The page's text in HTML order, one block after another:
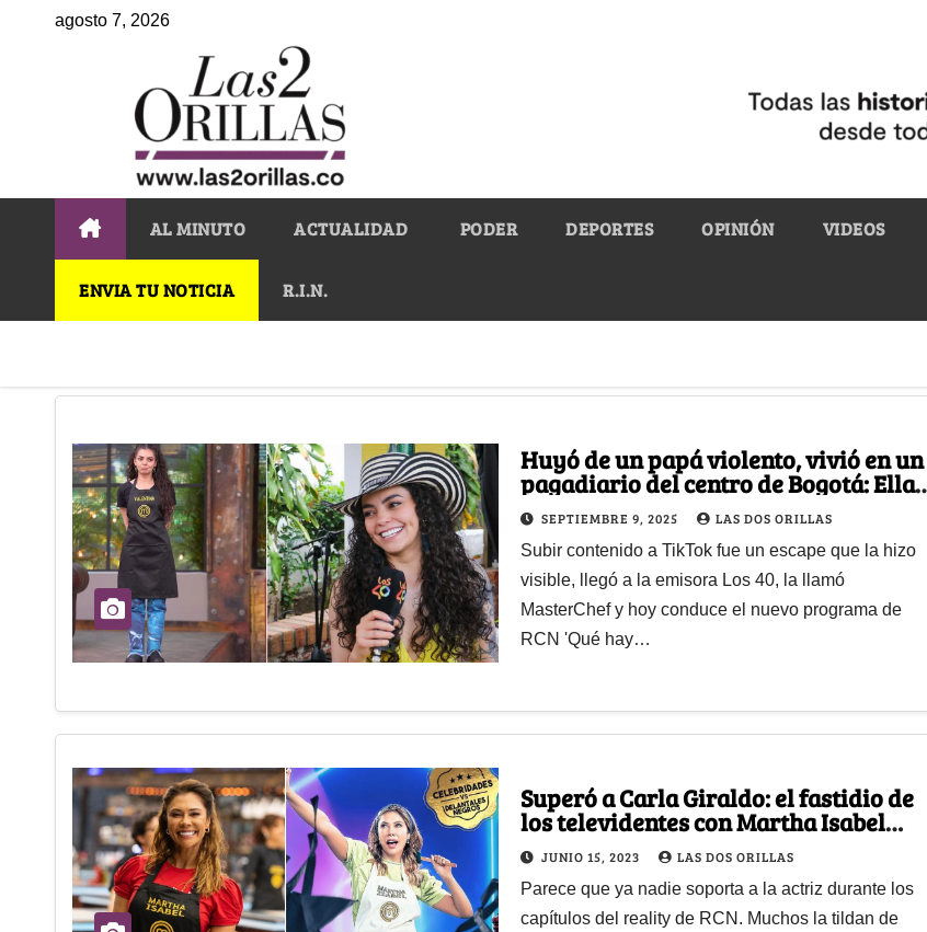
agosto 7, 2026
AL MINUTO ACTUALIDAD PODER DEPORTES OPINIÓN VIDEOS
ENVIA TU NOTICIA R.I.N.
Huyó de un papá violento, vivió en un
pagadiario del centro de Bogotá: Ella
es Valentina Taguado
SEPTIEMBRE 9, 2025 LAS DOS ORILLAS
Subir contenido a TikTok fue un escape que la hizo
visible, llegó a la emisora Los 40, la llamó
MasterChef y hoy conduce el nuevo programa de
RCN 'Qué hay…
Superó a Carla Giraldo: el fastidio de
los televidentes con Martha Isabel
Bolaños en MasterChef
JUNIO 15, 2023 LAS DOS ORILLAS
Parece que ya nadie soporta a la actriz durante los
capítulos del reality de RCN. Muchos la tildan de